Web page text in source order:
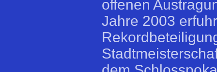
offenen
Jahre 2003